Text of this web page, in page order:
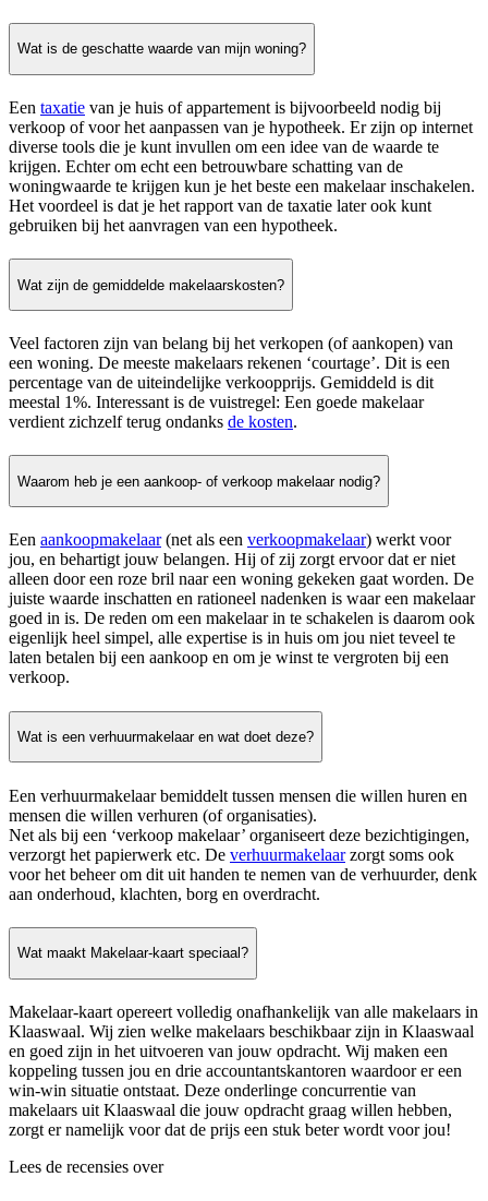
Wat is de geschatte waarde van mijn woning?
Een taxatie van je huis of appartement is bijvoorbeeld nodig bij
verkoop of voor het aanpassen van je hypotheek. Er zijn op internet
diverse tools die je kunt invullen om een idee van de waarde te
krijgen. Echter om echt een betrouwbare schatting van de
woningwaarde te krijgen kun je het beste een makelaar inschakelen.
Het voordeel is dat je het rapport van de taxatie later ook kunt
gebruiken bij het aanvragen van een hypotheek.
Wat zijn de gemiddelde makelaarskosten?
Veel factoren zijn van belang bij het verkopen (of aankopen) van
een woning. De meeste makelaars rekenen ‘courtage’. Dit is een
percentage van de uiteindelijke verkoopprijs. Gemiddeld is dit
meestal 1%. Interessant is de vuistregel: Een goede makelaar
verdient zichzelf terug ondanks de kosten.
Waarom heb je een aankoop- of verkoop makelaar nodig?
Een aankoopmakelaar(net als een verkoopmakelaar) werkt voor
jou, en behartigt jouw belangen. Hij of zij zorgt ervoor dat er niet
alleen door een roze bril naar een woning gekeken gaat worden. De
juiste waarde inschatten en rationeel nadenken is waar een makelaar
goed in is. De reden om een makelaar in te schakelen is daarom ook
eigenlijk heel simpel, alle expertise is in huis om jou niet teveel te
laten betalen bij een aankoop en om je winst te vergroten bij een
verkoop.
Wat is een verhuurmakelaar en wat doet deze?
Een verhuurmakelaar bemiddelt tussen mensen die willen huren en
mensen die willen verhuren (of organisaties).
Net als bij een ‘verkoop makelaar’ organiseert deze bezichtigingen,
verzorgt het papierwerk etc. De verhuurmakelaarzorgt soms ook
voor het beheer om dit uit handen te nemen van de verhuurder, denk
aan onderhoud, klachten, borg en overdracht.
Wat maakt Makelaar-kaart speciaal?
Makelaar-kaart opereert volledig onafhankelijk van alle makelaars in
Klaaswaal. Wij zien welke makelaars beschikbaar zijn in Klaaswaal
en goed zijn in het uitvoeren van jouw opdracht. Wij maken een
koppeling tussen jou en drie accountantskantoren waardoor er een
win-win situatie ontstaat. Deze onderlinge concurrentie van
makelaars uit Klaaswaal die jouw opdracht graag willen hebben,
zorgt er namelijk voor dat de prijs een stuk beter wordt voor jou!
Lees de recensies over